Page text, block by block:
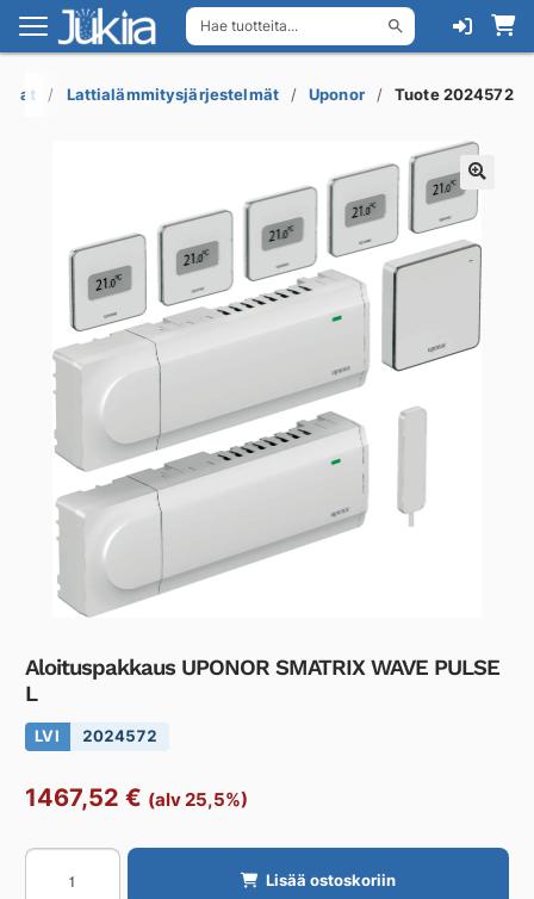
Hae tuotteita...
Siirry
navigointiin
Siirry
sisältöön
Lattialämmitysjärjestelmät Uponor Tuote 2024572
Aloituspakkaus UPONOR SMATRIX WAVE PULSE
L
LVI 2024572
1467,52 € (alv 25,5%)
Aloituspakkaus
UPONOR
Lisää ostoskoriin